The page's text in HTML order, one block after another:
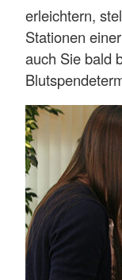
erleichtern,
Stationen
auch Sie bald